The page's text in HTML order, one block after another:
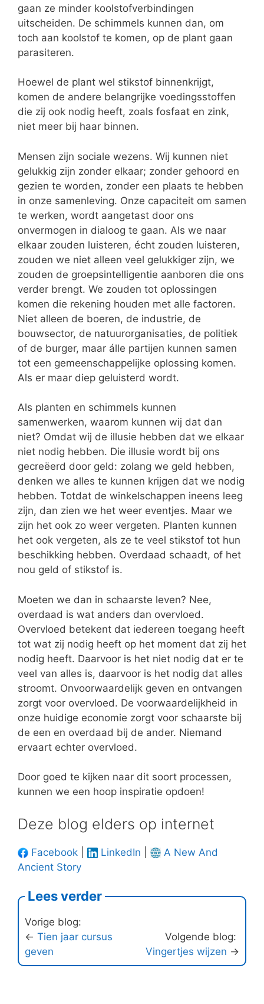
gaan ze minder koolstofverbindingen
uitscheiden. De schimmels kunnen dan, om
toch aan koolstof te komen, op de plant gaan
parasiteren.
Hoewel de plant wel stikstof binnenkrijgt,
komen de andere belangrijke voedingsstoffen
die zij ook nodig heeft, zoals fosfaat en zink,
niet meer bij haar binnen.
Mensen zijn sociale wezens. Wij kunnen niet
gelukkig zijn zonder elkaar; zonder gehoord en
gezien te worden, zonder een plaats te hebben
in onze samenleving. Onze capaciteit om samen
te werken, wordt aangetast door ons
onvermogen in dialoog te gaan. Als we naar
elkaar zouden luisteren, écht zouden luisteren,
zouden we niet alleen veel gelukkiger zijn, we
zouden de groepsintelligentie aanboren die ons
verder brengt. We zouden tot oplossingen
komen die rekening houden met alle factoren.
Niet alleen de boeren, de industrie, de
bouwsector, de natuurorganisaties, de politiek
of de burger, maar álle partijen kunnen samen
tot een gemeenschappelijke oplossing komen.
Als er maar diep geluisterd wordt.
Als planten en schimmels kunnen
samenwerken, waarom kunnen wij dat dan
niet? Omdat wij de illusie hebben dat we elkaar
niet nodig hebben. Die illusie wordt bij ons
gecreëerd door geld: zolang we geld hebben,
denken we alles te kunnen krijgen dat we nodig
hebben. Totdat de winkelschappen ineens leeg
zijn, dan zien we het weer eventjes. Maar we
zijn het ook zo weer vergeten. Planten kunnen
het ook vergeten, als ze te veel stikstof tot hun
beschikking hebben. Overdaad schaadt, of het
nou geld of stikstof is.
Moeten we dan in schaarste leven? Nee,
overdaad is wat anders dan overvloed.
Overvloed betekent dat iedereen toegang heeft
tot wat zij nodig heeft op het moment dat zij het
nodig heeft. Daarvoor is het niet nodig dat er te
veel van alles is, daarvoor is het nodig dat alles
stroomt. Onvoorwaardelijk geven en ontvangen
zorgt voor overvloed. De voorwaardelijkheid in
onze huidige economie zorgt voor schaarste bij
de een en overdaad bij de ander. Niemand
ervaart echter overvloed.
Door goed te kijken naar dit soort processen,
kunnen we een hoop inspiratie opdoen!
Deze blog elders op internet
Facebook LinkedIn
A New And
Ancient Story
Lees verder
Vorige blog:
← Tien jaar cursus
geven
Volgende blog:
Vingertjes wijzen →